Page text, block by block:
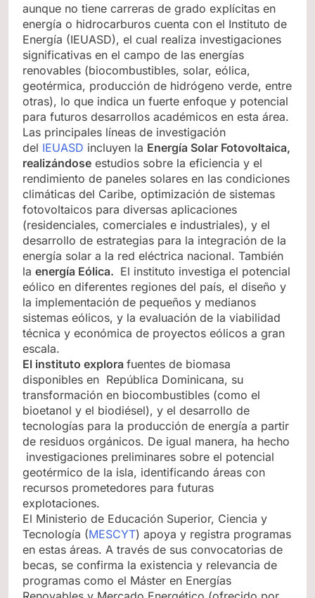
aunque no tiene carreras de grado explícitas en
energía o hidrocarburos cuenta con el Instituto de
Energía (IEUASD), el cual realiza investigaciones
significativas en el campo de las energías
renovables (biocombustibles, solar, eólica,
geotérmica, producción de hidrógeno verde, entre
otras), lo que indica un fuerte enfoque y potencial
para futuros desarrollos académicos en esta área.
Las principales líneas de investigación
del IEUASD incluyen la Energía Solar Fotovoltaica,
realizándose estudios sobre la eficiencia y el
rendimiento de paneles solares en las condiciones
climáticas del Caribe, optimización de sistemas
fotovoltaicos para diversas aplicaciones
(residenciales, comerciales e industriales), y el
desarrollo de estrategias para la integración de la
energía solar a la red eléctrica nacional. También
la energía Eólica. El instituto investiga el potencial
eólico en diferentes regiones del país, el diseño y
la implementación de pequeños y medianos
sistemas eólicos, y la evaluación de la viabilidad
técnica y económica de proyectos eólicos a gran
escala.
El instituto explora fuentes de biomasa
disponibles en República Dominicana, su
transformación en biocombustibles (como el
bioetanol y el biodiésel), y el desarrollo de
tecnologías para la producción de energía a partir
de residuos orgánicos. De igual manera, ha hecho
investigaciones preliminares sobre el potencial
geotérmico de la isla, identificando áreas con
recursos prometedores para futuras
explotaciones.
El Ministerio de Educación Superior, Ciencia y
Tecnología (MESCYT) apoya y registra programas
en estas áreas. A través de sus convocatorias de
becas, se confirma la existencia y relevancia de
programas como el Máster en Energías